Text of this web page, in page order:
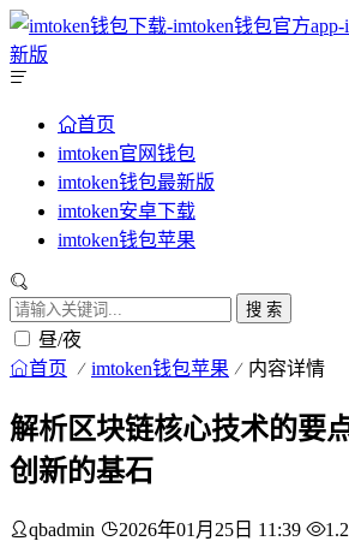
首页
imtoken官网钱包
imtoken钱包最新版
imtoken安卓下载
imtoken钱包苹果
搜 索
昼/夜
首页 imtoken钱包苹果 内容详情
解析区块链核心技术的要
创新的基石
qbadmin 2026年01月25日 11:39